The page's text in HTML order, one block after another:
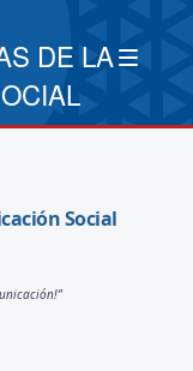
DE LA
Social